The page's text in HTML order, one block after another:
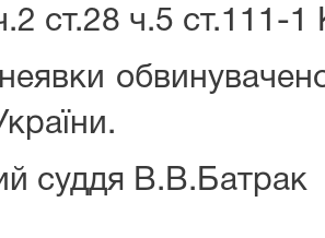
ст.28 ч.5 ст.111-1
суддя В.В.Батрак